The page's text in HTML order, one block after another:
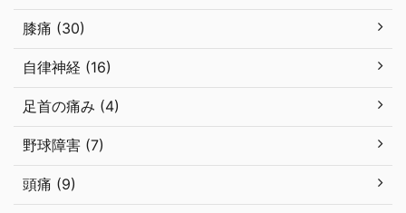
膝痛 (30)
自律神経 (16)
足首の痛み (4)
野球障害 (7)
頭痛 (9)